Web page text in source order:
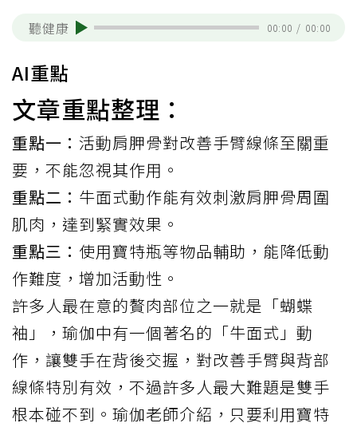
聽健康 00:00 / 00:00
AI重點
文章重點整理：
重點一： 活動肩胛骨對改善手臂線條至關重
要，不能忽視其作用。
重點二： 牛面式動作能有效刺激肩胛骨周圍
肌肉，達到緊實效果。
重點三： 使用寶特瓶等物品輔助，能降低動
作難度，增加活動性。
許多人最在意的贅肉部位之一就是「蝴蝶
袖」，瑜伽中有一個著名的「牛面式」動
作，讓雙手在背後交握，對改善手臂與背部
線條特別有效，不過許多人最大難題是雙手
根本碰不到。瑜伽老師介紹 ，只要利用寶特